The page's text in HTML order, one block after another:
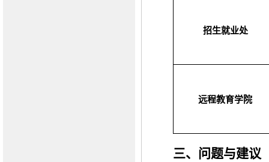
招生就业处
远程教育学院
三、问题与建议